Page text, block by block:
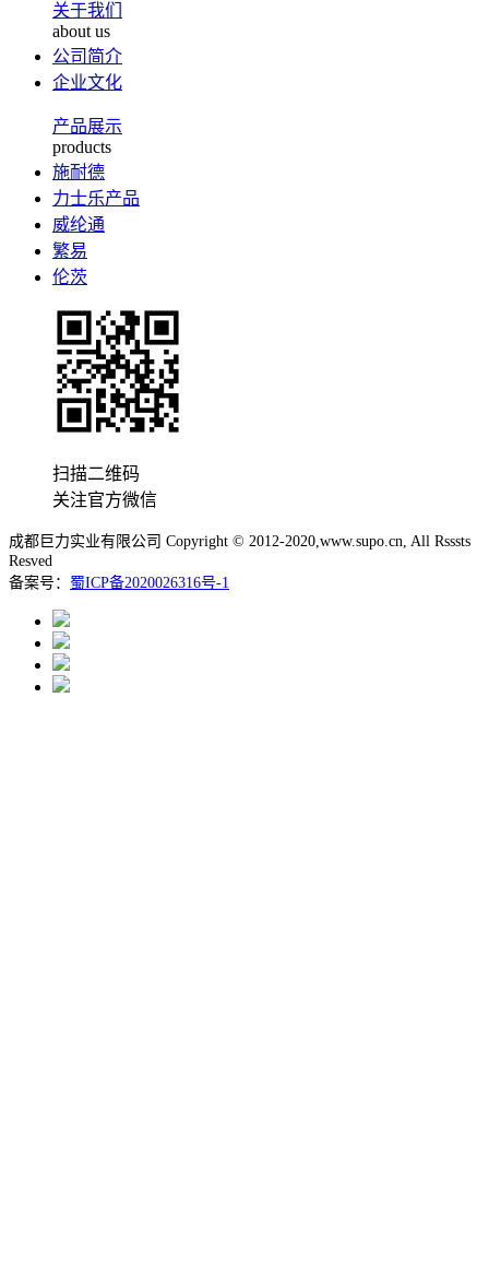
关于我们
about us
公司简介
企业文化
产品展示
products
施耐德
力士乐产品
威纶通
繁易
伦茨
扫描二维码
关注官方微信
成都巨力实业有限公司 Copyright © 2012-2020,www.supo.cn, All Rsssts
Resved
备案号： 蜀ICP备2020026316号-1